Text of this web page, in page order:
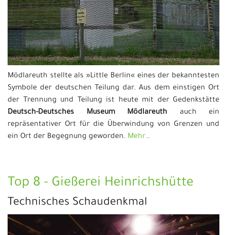
Mödlareuth stellte als »Little Berlin« eines der bekanntesten
Symbole der deutschen Teilung dar. Aus dem einstigen Ort
der Trennung und Teilung ist heute mit der Gedenkstätte
Deutsch-Deutsches Museum Mödlareuth auch ein
repräsentativer Ort für die Überwindung von Grenzen und
ein Ort der Begegnung geworden. Mehr…
Top 8 - Gießerei Heinrichshütte
Technisches Schaudenkmal